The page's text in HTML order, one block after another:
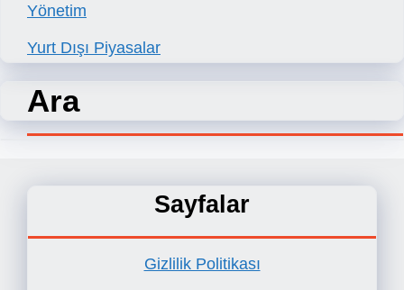
Yönetim
Yurt Dışı Piyasalar
Ara
Sayfalar
Gizlilik Politikası